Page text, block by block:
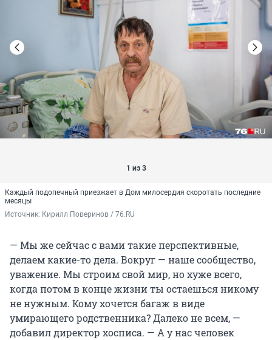
1 из 3
Каждый подопечный приезжает в Дом милосердия скоротать последние
месяцы
Источник: Кирилл Поверинов / 76.RU
— Мы же сейчас с вами такие перспективные,
делаем какие-то дела. Вокруг — наше сообщество,
уважение. Мы строим свой мир, но хуже всего,
когда потом в конце жизни ты остаешься никому
не нужным. Кому хочется багаж в виде
умирающего родственника? Далеко не всем, —
добавил директор хосписа. — А у нас человек